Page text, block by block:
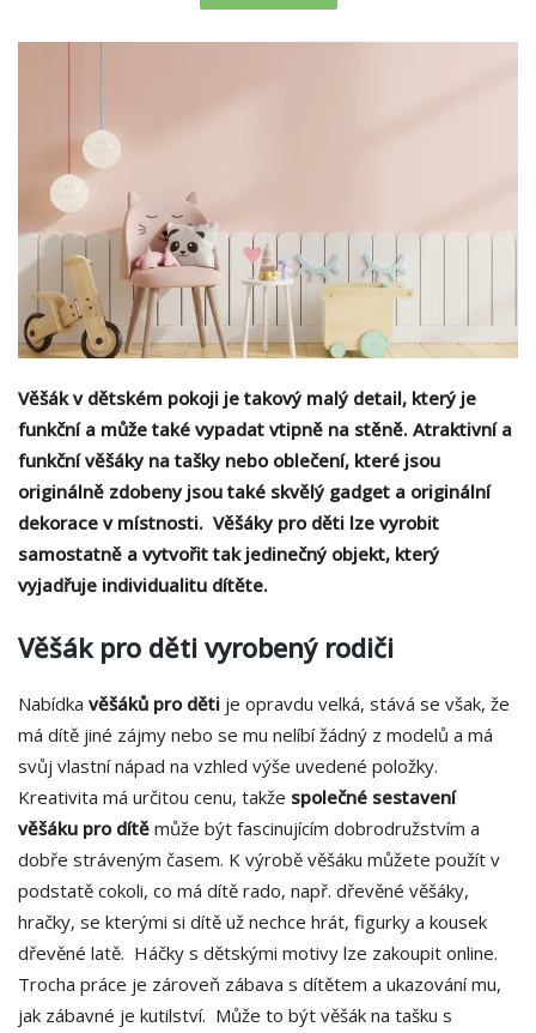
Věšák v dětském pokoji je takový malý detail, který je
funkční a může také vypadat vtipně na stěně. Atraktivní a
funkční věšáky na tašky nebo oblečení, které jsou
originálně zdobeny jsou také skvělý gadget a originální
dekorace v místnosti. Věšáky pro děti lze vyrobit
samostatně a vytvořit tak jedinečný objekt, který
vyjadřuje individualitu dítěte.
Věšák pro děti vyrobený rodiči
Nabídka věšáků pro děti je opravdu velká, stává se však, že
má dítě jiné zájmy nebo se mu nelíbí žádný z modelů a má
svůj vlastní nápad na vzhled výše uvedené položky.
Kreativita má určitou cenu, takže společné sestavení
věšáku pro dítě může být fascinujícím dobrodružstvím a
dobře stráveným časem. K výrobě věšáku můžete použít v
podstatě cokoli, co má dítě rado, např. dřevěné věšáky,
hračky, se kterými si dítě už nechce hrát, figurky a kousek
dřevěné latě. Háčky s dětskými motivy lze zakoupit online.
Trocha práce je zároveň zábava s dítětem a ukazování mu,
jak zábavné je kutilství. Může to být věšák na tašku s